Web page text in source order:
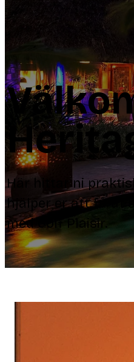
Här hittar ni
hjälper er att få ut
med Golf Plaisir.